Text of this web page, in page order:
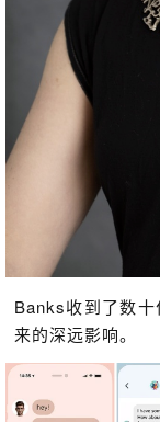
Banks收到了数
来的深远影响。